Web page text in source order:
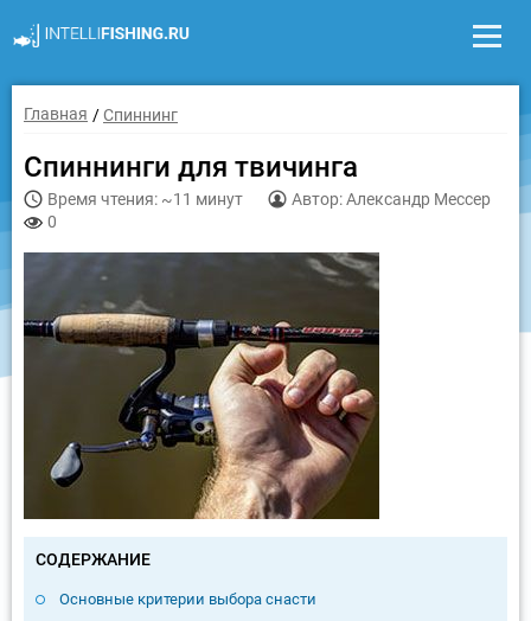
Главная Спиннинг
Спиннинги для твичинга
Время чтения: ~11 минут
Автор: Александр Мессер
0
СОДЕРЖАНИЕ
Основные критерии выбора снасти